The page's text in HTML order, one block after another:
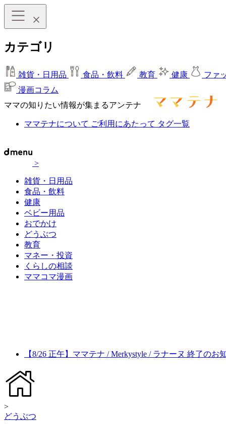
カテゴリ
雑貨・日用品 食品・飲料 教育 健康
ファ
漫画コラム
ママの知りたい情報が集まるアンテナ
ママテナについて ご利用にあたって タグ一覧
>
雑貨・日用品
食品・飲料
健康
ベビー用品
おでかけ
どうぶつ
教育
マネー・投資
くらしの相談
ママコマ漫画
【8/26 正午】ママテナ / Merkystyle / ラナーヌ 終了のお
>
どうぶつ